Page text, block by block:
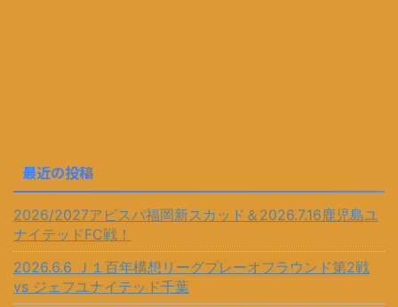
最近の投稿
2026/2027アビスパ福岡新スカッド＆2026.7.16鹿児島ユ
ナイテッドFC戦！
2026.6.6 Ｊ１百年構想リーグプレーオフラウンド第2戦
vs ジェフユナイテッド千葉